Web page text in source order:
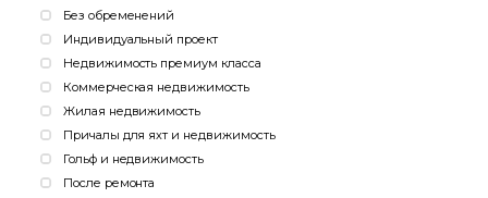
Без обременений
Индивидуальный проект
Недвижимость премиум класса
Коммерческая недвижимость
Жилая недвижимость
Причалы для яхт и недвижимость
Гольф и недвижимость
После ремонта